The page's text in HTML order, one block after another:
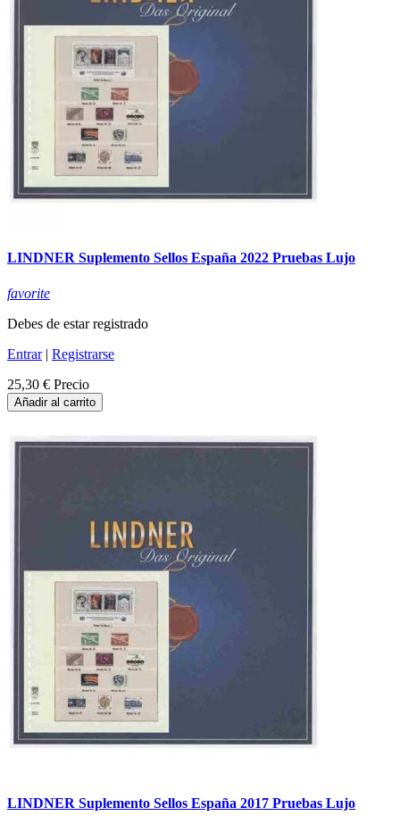
LINDNER Suplemento Sellos España 2022 Pruebas Lujo
favorite
Debes de estar registrado
Entrar| Registrarse
25,30 € Precio
Añadir al carrito
LINDNER Suplemento Sellos España 2017 Pruebas Lujo